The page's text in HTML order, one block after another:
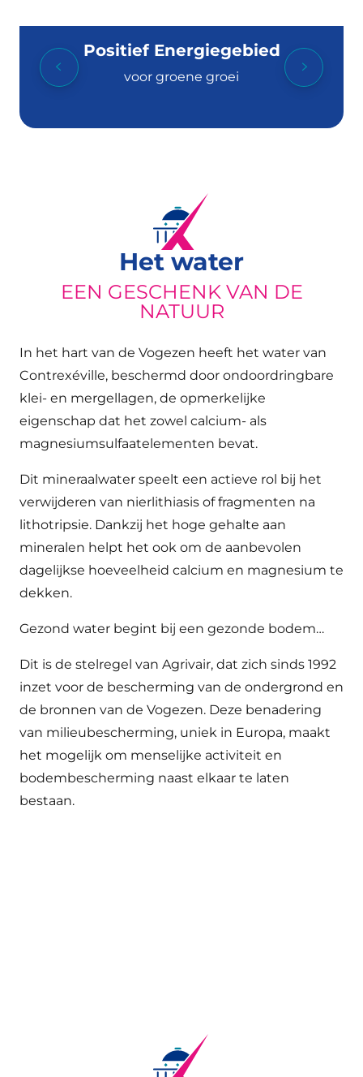
Positief Energiegebied
voor groene groei
Het water
EEN GESCHENK VAN DE
NATUUR
In het hart van de Vogezen heeft het water van
Contrexéville, beschermd door ondoordringbare
klei- en mergellagen, de opmerkelijke
eigenschap dat het zowel calcium- als
magnesiumsulfaatelementen bevat.
Dit mineraalwater speelt een actieve rol bij het
verwijderen van nierlithiasis of fragmenten na
lithotripsie. Dankzij het hoge gehalte aan
mineralen helpt het ook om de aanbevolen
dagelijkse hoeveelheid calcium en magnesium te
dekken.
Gezond water begint bij een gezonde bodem…
Dit is de stelregel van Agrivair, dat zich sinds 1992
inzet voor de bescherming van de ondergrond en
de bronnen van de Vogezen. Deze benadering
van milieubescherming, uniek in Europa, maakt
het mogelijk om menselijke activiteit en
bodembescherming naast elkaar te laten
bestaan.